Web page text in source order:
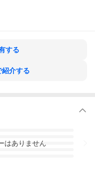
強の味方になる！
する
紹介する
はありません